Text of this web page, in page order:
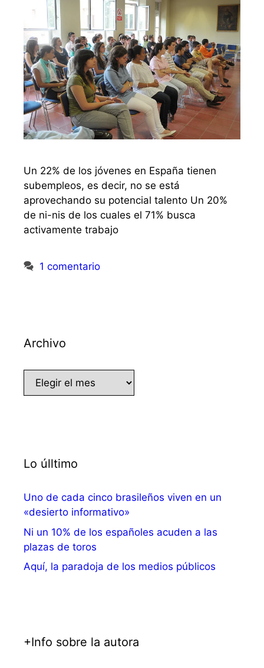
Un 22% de los jóvenes en España tienen
subempleos, es decir, no se está
aprovechando su potencial talento Un 20%
de ni-nis de los cuales el 71% busca
activamente trabajo
1 comentario
Archivo
Archivo
Lo úlltimo
Uno de cada cinco brasileños viven en un
«desierto informativo»
Ni un 10% de los españoles acuden a las
plazas de toros
Aquí, la paradoja de los medios públicos
+Info sobre la autora